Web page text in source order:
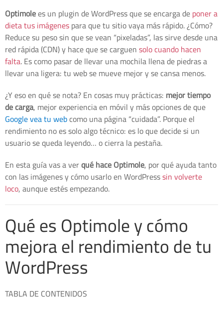
Optimolees un plugin de WordPress que se encarga deponer a
dieta tus imágenespara que tu sitio vaya más rápido. ¿Cómo?
Reduce su peso sin que se vean “pixeladas”, las sirve desde una
red rápida (CDN) y hace que se carguensolo cuando hacen
falta. Es como pasar de llevar una mochila llena de piedras a
llevar una ligera: tu web se mueve mejor y se cansa menos.
¿Y eso en qué se nota? En cosas muy prácticas: mejor tiempo
de carga, mejor experiencia en móvil y más opciones de que
Google vea tu webcomo una página “cuidada”. Porque el
rendimiento no es solo algo técnico: es lo que decide si un
usuario se queda leyendo… o cierra la pestaña.
En esta guía vas a verqué hace Optimole, por qué ayuda tanto
con las imágenes y cómo usarlo en WordPresssin volverte
loco, aunque estés empezando.
Qué es Optimole y cómo
mejora el rendimiento de tu
WordPress
TABLA DE CONTENIDOS